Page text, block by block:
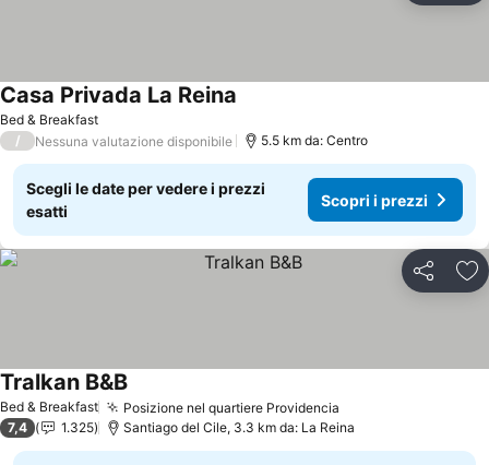
Bed & Breakfast
Casa Privada La Reina
/ Nessuna valutazione disponibile 5.5 km da: Centro
Scegli le date per vedere i prezzi
esatti
Scopri i prezzi
Condividi
Bed & Breakfast Posizione nel quartiere Providencia
Tralkan B&B
7,4 1.325 Santiago del Cile, 3.3 km da: La Reina